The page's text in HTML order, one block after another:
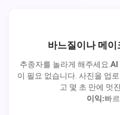
바느질이나 메
추종자를 놀라게 해주세요.AI
이 필요 없습니다. 사진을 업
고 몇 초 만에 멋
이익:빠